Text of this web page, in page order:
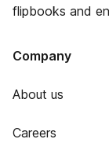
flipbooks and
Company
About us
Careers